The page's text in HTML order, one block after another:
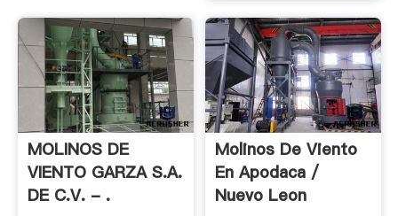
MOLINOS DE
VIENTO GARZA S.A.
DE C.V. - .
Molinos De Viento
En Apodaca /
Nuevo Leon